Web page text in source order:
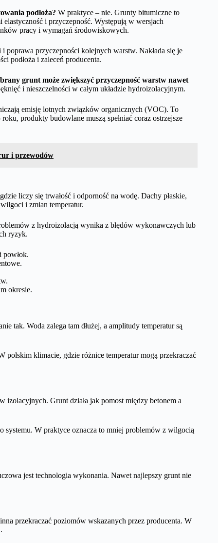
podłoża? W praktyce – nie. Grunty bitumiczne to
i przyczepność. Występują w wersjach
pracy i wymagań środowiskowych.
poprawa przyczepności kolejnych warstw. Nakłada się je
podłoża i zaleceń producenta.
grunt może zwiększyć przyczepność warstw nawet
i nieszczelności w całym układzie hydroizolacyjnym.
emisję lotnych związków organicznych (VOC). To
produkty budowlane muszą spełniać coraz ostrzejsze
i przewodów
liczy się trwałość i odporność na wodę. Dachy płaskie,
i zmian temperatur.
z hydroizolacją wynika z błędów wykonawczych lub
ryzyk.
powłok.
okresie.
tak. Woda zalega tam dłużej, a amplitudy temperatur są
polskim klimacie, gdzie różnice temperatur mogą przekraczać
izolacyjnych. Grunt działa jak pomost między betonem a
systemu. W praktyce oznacza to mniej problemów z wilgocią
jest technologia wykonania. Nawet najlepszy grunt nie
przekraczać poziomów wskazanych przez producenta. W